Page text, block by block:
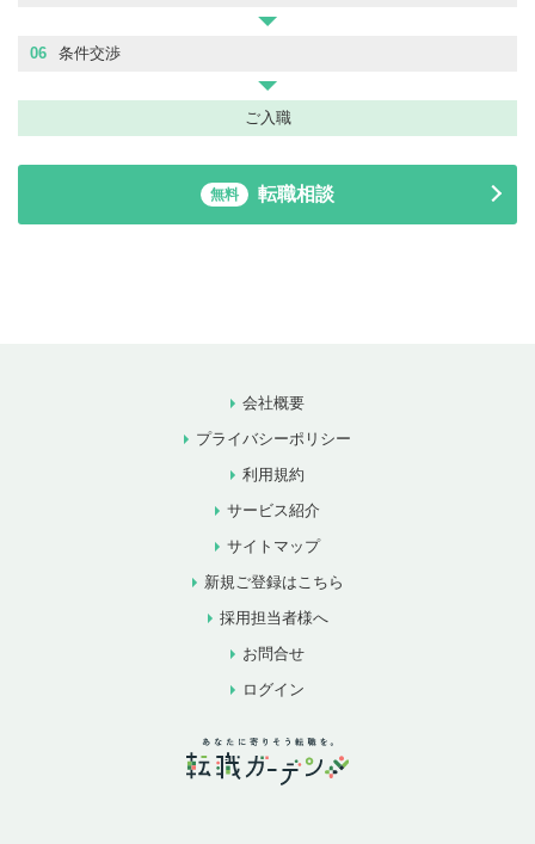
06 条件交渉
ご入職
無料 転職相談
会社概要
プライバシーポリシー
利用規約
サービス紹介
サイトマップ
新規ご登録はこちら
採用担当者様へ
お問合せ
ログイン